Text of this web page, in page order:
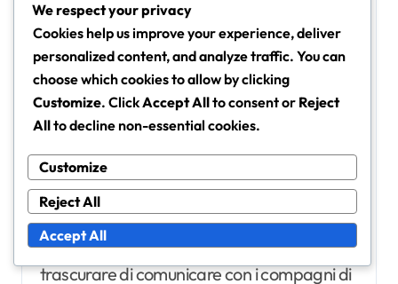
successo che altri stanno utilizzando.
Condividi risorse e consigli sul
monitoraggio dei punti per aiutarti a
rimanere motivato.
Collabora con altri giocatori per
formare squadre, il che può
aumentare le tue possibilità di
ottenere ricompense più elevate.
Fai attenzione a trappole comuni, come
trascurare di comunicare con i compagni di
We respect your privacy
Cookies help us improve your experience, deliver
personalized content, and analyze traffic. You can
choose which cookies to allow by clicking
Customize. ClickAccept Allto consent or Reject
Allto decline non-essential cookies.
Customize
Reject All
Accept All